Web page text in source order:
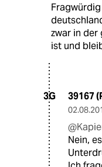
zwar in der
ist und
3G 39167
Nein,